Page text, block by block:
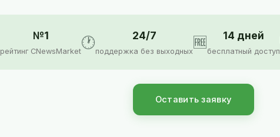
№1
рейтинг CNewsMarket
🕐 24/7
поддержка без выходных
🆓 14 дней
бесплатный доступ
Оставить заявку